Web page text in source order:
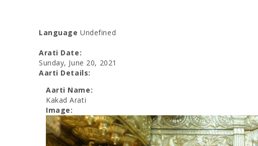
Language Undefined
Arati Date:
Sunday, June 20, 2021
Aarti Details:
Aarti Name:
Kakad Arati
Image: